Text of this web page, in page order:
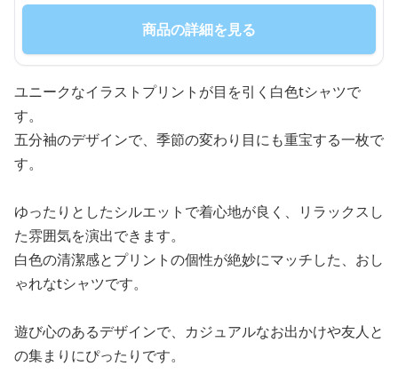
商品の詳細を見る
ユニークなイラストプリントが目を引く白色tシャツで
す。
五分袖のデザインで、季節の変わり目にも重宝する一枚で
す。
ゆったりとしたシルエットで着心地が良く、リラックスし
た雰囲気を演出できます。
白色の清潔感とプリントの個性が絶妙にマッチした、おし
ゃれなtシャツです。
遊び心のあるデザインで、カジュアルなお出かけや友人と
の集まりにぴったりです。